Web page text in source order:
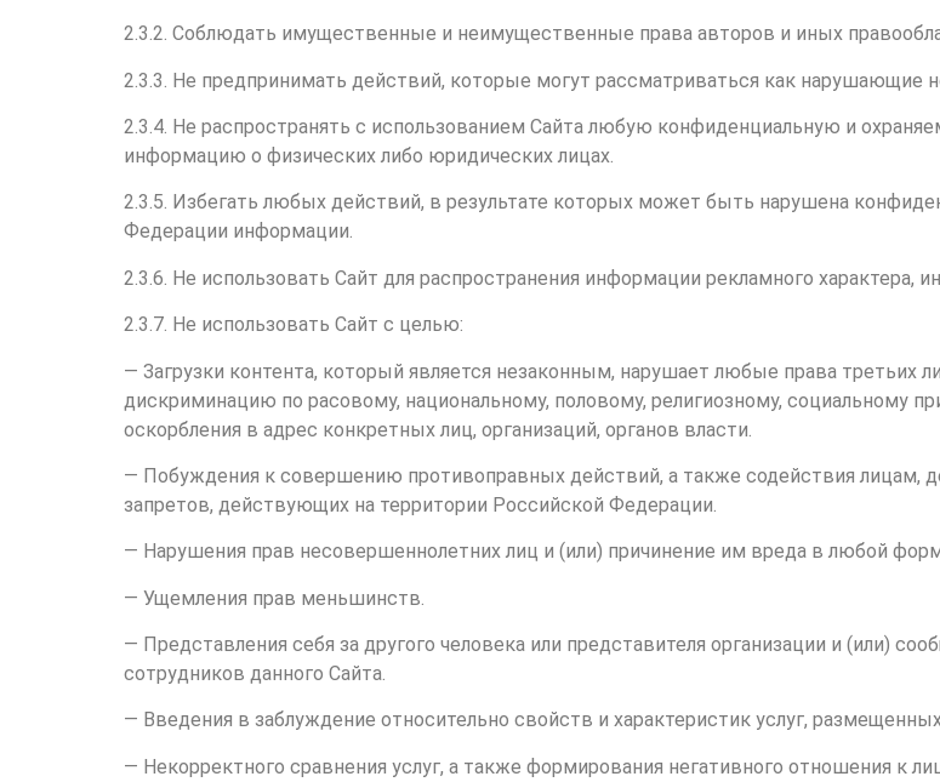
2.3.2. Соблюдать имущественные и неимущественные права авторов и иных
2.3.3. Не предпринимать действий, которые могут рассматриваться как нарушающие
2.3.4. Не распространять с использованием Сайта любую конфиденциальную и
информацию о физических либо юридических лицах.
2.3.5. Избегать любых действий, в результате которых может быть нарушена
Федерации информации.
2.3.6. Не использовать Сайт для распространения информации рекламного характера,
2.3.7. Не использовать Сайт с целью:
— Загрузки контента, который является незаконным, нарушает любые права третьих
дискриминацию по расовому, национальному, половому, религиозному, социальному
оскорбления в адрес конкретных лиц, организаций, органов власти.
— Побуждения к совершению противоправных действий, а также содействия лицам,
запретов, действующих на территории Российской Федерации.
— Нарушения прав несовершеннолетних лиц и (или) причинение им вреда в любой
— Ущемления прав меньшинств.
— Представления себя за другого человека или представителя организации и (или)
сотрудников данного Сайта.
— Введения в заблуждение относительно свойств и характеристик услуг,
— Некорректного сравнения услуг, а также формирования негативного отношения к